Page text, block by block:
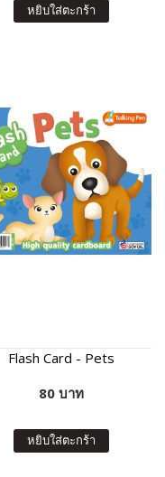
หยิบใส่ตะกร้า
Flash Card - Pets
80 บาท
หยิบใส่ตะกร้า